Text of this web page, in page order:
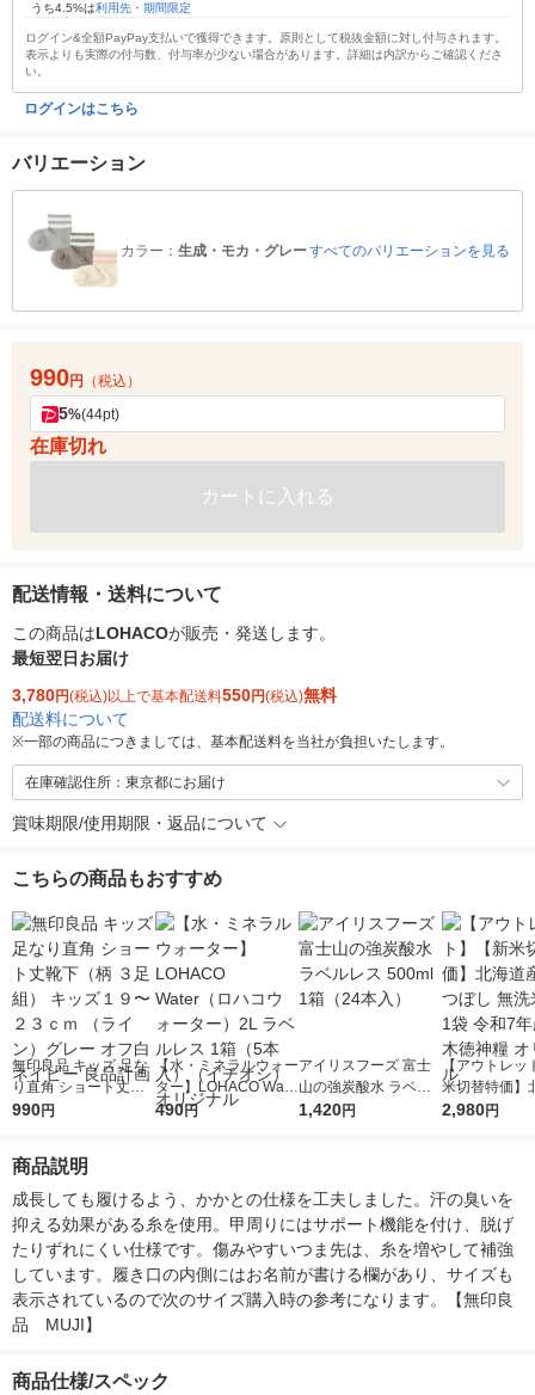
うち4.5%は利用先・期間限定
ログイン&全額PayPay支払いで獲得できます。原則として税抜金額に対し付与されます。
表示よりも実際の付与数、付与率が少ない場合があります。詳細は内訳からご確認くださ
い。
ログインはこちら
バリエーション
カラー： 生成・モカ・グレーすべてのバリエーションを見る
990円 （税込）
5%(44pt)
在庫切れ
カートに入れる
配送情報・送料について
この商品はLOHACOが販売・発送します。
最短翌日お届け
3,780円(税込)以上で基本配送料550円(税込)無料
配送料について
※一部の商品につきましては、基本配送料を当社が負担いたします。
在庫確認住所：東京都にお届け
賞味期限/使用期限・返品について
こちらの商品もおすすめ
無印良品 キッズ 足な
り直角 ショート丈靴
下（柄 ３足組） キッ
フ白 ネイビー 良品計
画
990円
【水・ミネラルウォー
ター】LOHACO Wate
r（ロハコウォータ
490円
アイリスフーズ 富士
山の強炭酸水 ラベル
レス 500ml 1箱（24
1,420円
【アウトレッ
米切替特価】
ななつぼし 無
2,980円
商品説明
成長しても履けるよう、かかとの仕様を工夫しました。汗の臭いを
抑える効果がある糸を使用。甲周りにはサポート機能を付け、脱げ
たりずれにくい仕様です。傷みやすいつま先は、糸を増やして補強
しています。履き口の内側にはお名前が書ける欄があり、サイズも
表示されているので次のサイズ購入時の参考になります。【無印良
品　MUJI】
商品仕様/スペック